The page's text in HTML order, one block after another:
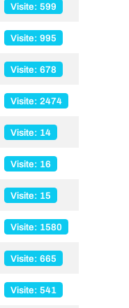
Visite: 599
Visite: 995
Visite: 678
Visite: 2474
Visite: 14
Visite: 16
Visite: 15
Visite: 1580
Visite: 665
Visite: 541